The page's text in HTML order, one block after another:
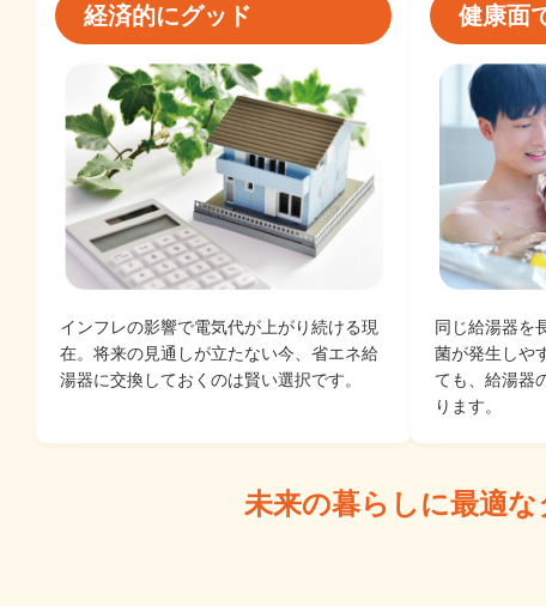
経済的にグッド
インフレの影響で電気代が上がり続ける現
在。将来の見通しが立たない今、省エネ給
湯器に交換しておくのは賢い選択です。
健康面
同じ給湯器を
菌が発生しや
ても、給湯器
ります。
未来の暮らしに最適な